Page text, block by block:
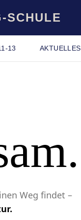
SCHULE
13 AKTUELLES
Weg findet –